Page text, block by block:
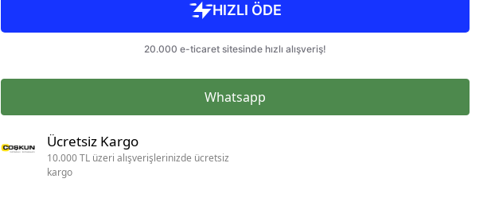
Whatsapp
Ücretsiz Kargo
10.000 TL üzeri alışverişlerinizde ücretsiz
kargo